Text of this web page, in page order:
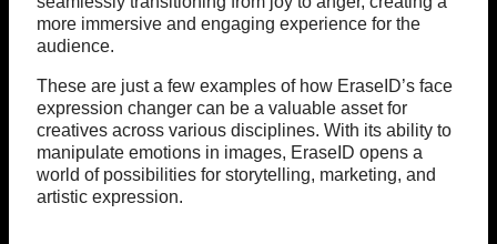
more immersive and engaging experience for the
audience.
These are just a few examples of how EraseID’s face
expression changer can be a valuable asset for
creatives across various disciplines. With its ability to
manipulate emotions in images, EraseID opens a
world of possibilities for storytelling, marketing, and
artistic expression.